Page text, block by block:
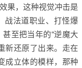
果，这种视觉冲击是
战法道职业、打怪爆
至把当年的“逆魔大
新还原了出来。走在
成立体的模样，那种